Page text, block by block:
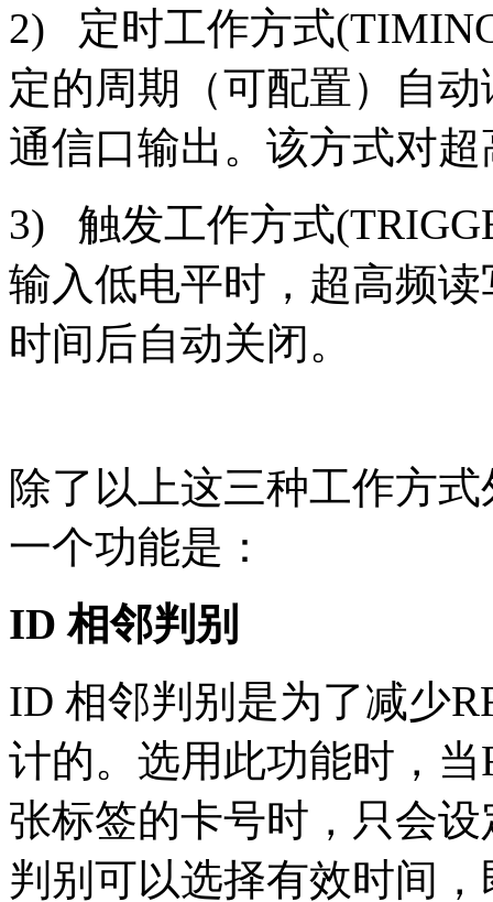
2) 定时工作方式
定的周期（可配置）自
通信口输出。该方式对
3) 触发工作方式
输入低电平时，超高频
时间后自动关闭。
除了以上这三种工作方
一个功能是：
ID 相邻判别
ID 相邻判别是为了减少
计的。选用此功能时，
张标签的卡号时，只会
判别可以选择有效时间